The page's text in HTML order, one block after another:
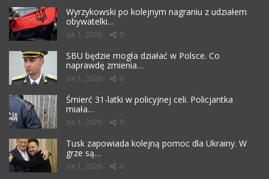
Wyrzykowski po kolejnym nagraniu z udziałem
obywatelki…
sie 1, 2026 0
SBU będzie mogła działać w Polsce. Co
naprawdę zmienia…
sie 1, 2026 0
Śmierć 31-latki w policyjnej celi. Policjantka
miała…
sie 1, 2026 0
Tusk zapowiada kolejną pomoc dla Ukrainy. W
grze są…
sie 1, 2026 0